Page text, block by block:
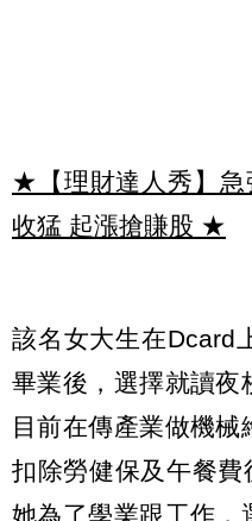
★【理財達人秀】急
收猛 起漲搶賺股 ★
該名女大生在Dcard
畢業後，選擇就讀夜
目前在傳產業做機
扣除勞健保及午餐
她為了學業跟工作，